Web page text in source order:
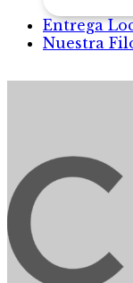
Entrega
Nuestra